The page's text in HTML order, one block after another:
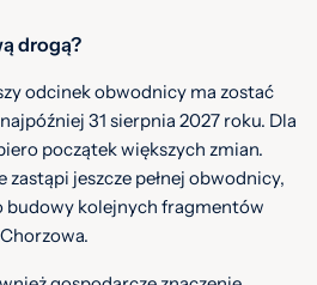
drogą?
odcinek obwodnicy ma zostać
31 sierpnia 2027 roku. Dla
początek większych zmian.
jeszcze pełnej obwodnicy,
budowy kolejnych fragmentów